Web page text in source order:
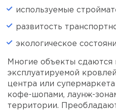
используемые
развитость
экологическое
Многие объекты сдаются
эксплуатируемой
центра или
кофе-шопами, лаунж-
территории.